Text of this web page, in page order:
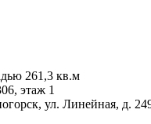
261,3 кв.м
этаж 1
ул. Линейная, д.